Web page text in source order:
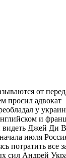
лета, в значительной степени исчез», - Юлиан Репке • «Моя твоя не понимай»: Кандидат в судьи МУС от Украины не прошел собеседование на английском и французском языках • Голливудский режиссер Джеймс Кэмерон намекнул на возможное завершение карьеры • Трамп заявил спонсорам Республиканской партии, что хотел бы видеть Джей Ди Вэнса кандидатом на выборах 2028 года • Редакция украинской службы вещания «Голос Америки» после прекращения работы в марте 2025 года возобновляет ее • Только с начала июля Россия уничтожила более 400 000 кв. м складов и логистических комплексов украинского бизнеса • Страны ЕС отказываются от передачи Украине перехватчиков к Patriot, опасаясь потратить все запасы • США отказали Украине в назначении Умерова послом • Стефанишина "наныла" залог меньше, чем просил адвокат • Бывший командующий логистикой Воздушных сил Андрей